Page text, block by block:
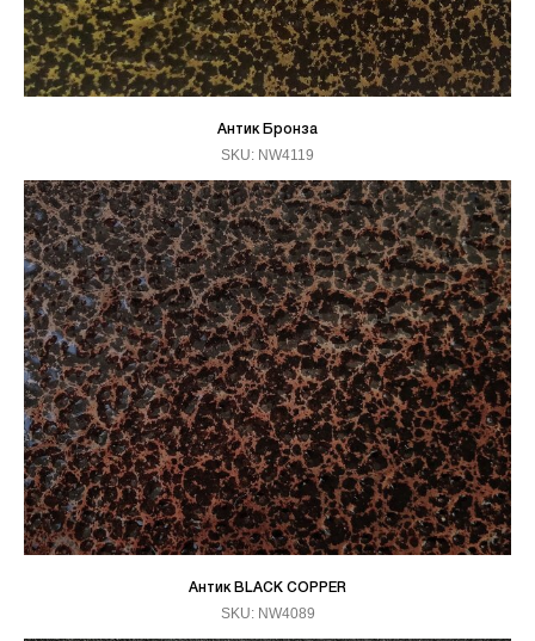
Антик Бронза
SKU: NW4119
Антик BLACK COPPER
SKU: NW4089